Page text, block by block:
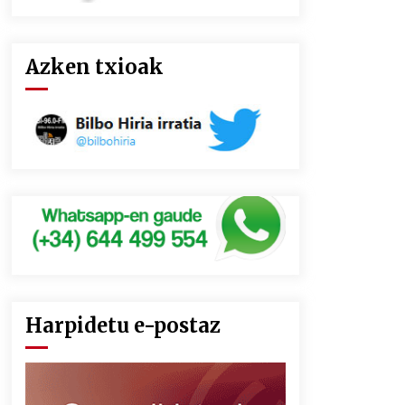
Azken txioak
Harpidetu e-postaz